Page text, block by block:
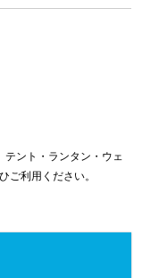
テント・ランタン・ウェ
ご利用ください。